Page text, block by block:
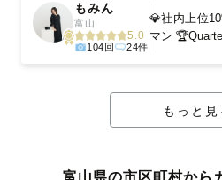
もみん
富山
5.0
104回 24件
💎社内上位
マン
もっと見
富山県の市区町村から